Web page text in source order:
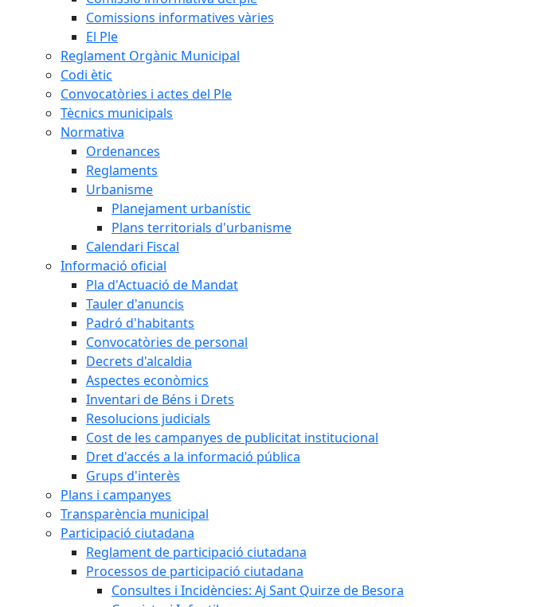
Comissions informatives vàries
El Ple
Reglament Orgànic Municipal
Codi ètic
Convocatòries i actes del Ple
Tècnics municipals
Normativa
Ordenances
Reglaments
Urbanisme
Planejament urbanístic
Plans territorials d'urbanisme
Calendari Fiscal
Informació oficial
Pla d'Actuació de Mandat
Tauler d'anuncis
Padró d'habitants
Convocatòries de personal
Decrets d'alcaldia
Aspectes econòmics
Inventari de Béns i Drets
Resolucions judicials
Cost de les campanyes de publicitat institucional
Dret d'accés a la informació pública
Grups d'interès
Plans i campanyes
Transparència municipal
Participació ciutadana
Reglament de participació ciutadana
Processos de participació ciutadana
Consultes i Incidències: Aj Sant Quirze de Besora